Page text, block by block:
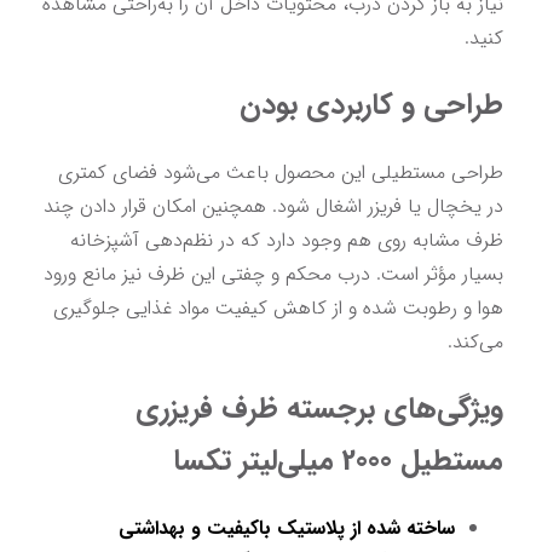
کنید.
طراحی و کاربردی بودن
می‌کند.
مستطیل 2000 میلی‌لیتر تکسا
ساخته شده از پلاستیک باکیفیت و بهداشتی